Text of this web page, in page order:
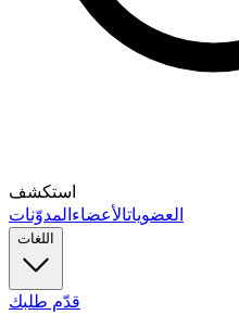
استكشف
العضوياتالأعضاءالمدوّنات
اللغات
قدّم طلبك